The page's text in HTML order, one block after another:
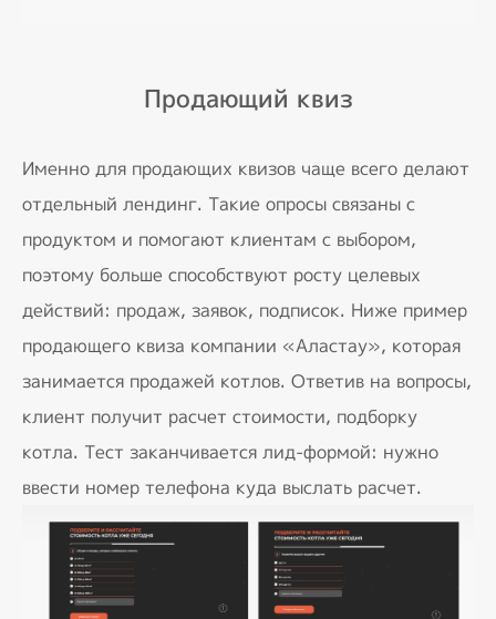
Продающий квиз
Именно для продающих квизов чаще всего делают
отдельный лендинг. Такие опросы связаны с
продуктом и помогают клиентам с выбором,
поэтому больше способствуют росту целевых
действий: продаж, заявок, подписок. Ниже пример
продающего квиза компании «Аластау», которая
занимается продажей котлов. Ответив на вопросы,
клиент получит расчет стоимости, подборку
котла. Тест заканчивается лид-формой: нужно
ввести номер телефона куда выслать расчет.